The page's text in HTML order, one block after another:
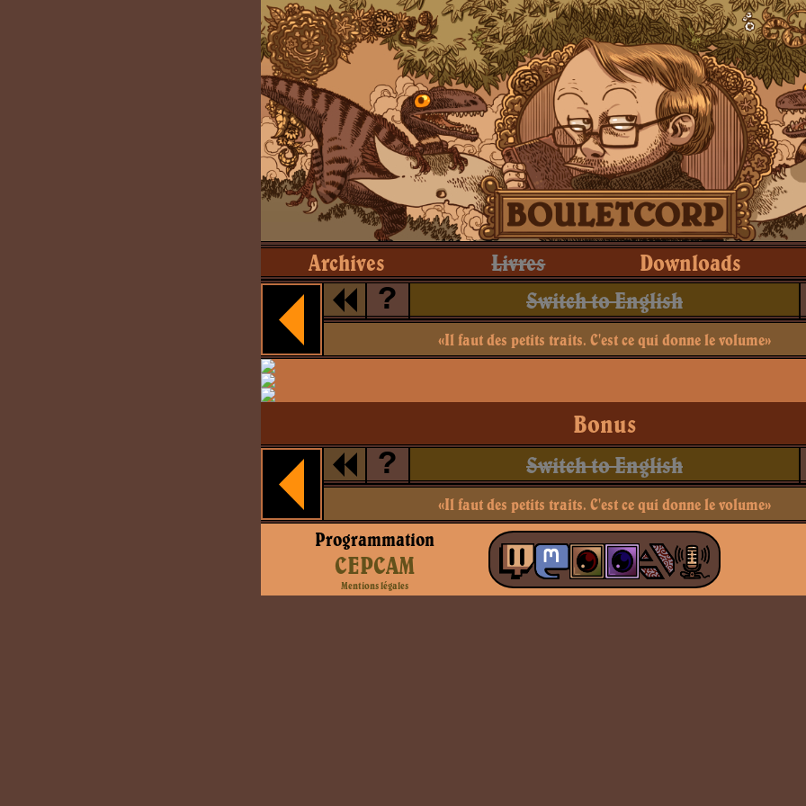
Archives Livres Downloads
? Switch to English
«Il faut des petits traits. C'est ce qui donne le volume»
Bonus
? Switch to English
«Il faut des petits traits. C'est ce qui donne le volume»
Programmation
CEPCAM
Mentions légales